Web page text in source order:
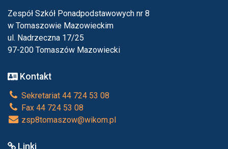
Zespół Szkół Ponadpodstawowych nr 8
w Tomaszowie Mazowieckim
ul. Nadrzeczna 17/25
97-200 Tomaszów Mazowiecki
Kontakt
Sekretariat 44 724 53 08
Fax 44 724 53 08
zsp8tomaszow@wikom.pl
Linki